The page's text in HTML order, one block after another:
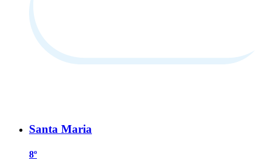
Santa Maria
8º